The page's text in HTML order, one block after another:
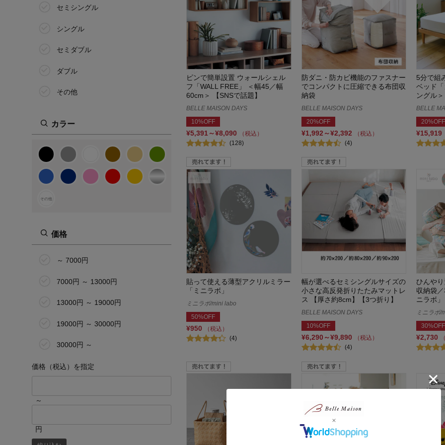
セミシングル
シングル
セミダブル
ダブル
その他
カラー
その他
価格
～ 7000円
7000円 ～ 13000円
13000円 ～ 19000円
19000円 ～ 30000円
30000円 ～
価格（税込）を指定
～
円
ピンで簡単設置 ウォールシェル
フ「WALL FREE」 ＜幅45／幅
60cm＞ 【SNSで話題】
BELLE MAISON DAYS
10%OFF
¥5,391～¥8,090
（税込）
(128)
防ダニ・防カビ機能のファスナー
でコンパクトに圧縮できる布団収
納袋
BELLE MAISON DAYS
20%OFF
¥1,992～¥2,392
（税込）
(4)
5分で組
ベッド
ングル＞
BELLE
20%OFF
¥15,919
貼って使える薄型アクリルミラー
「ミニラボ」
ミニラボ/mini labo
50%OFF
¥950
（税込）
(4)
幅が選べるセミシングルサイズの
小さな高反発折りたたみマットレ
ス 【厚さ約8cm】【3つ折り】
BELLE MAISON DAYS
10%OFF
¥6,290～¥9,890
（税込）
(4)
ひんや
収納袋
ニラボ」
ミニラボ/
30%OFF
¥2,730